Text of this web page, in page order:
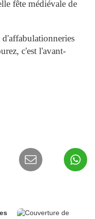
fête médiévale de
c'est l'avant-